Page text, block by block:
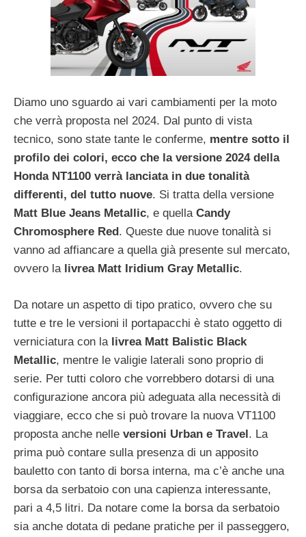
Diamo uno sguardo ai vari cambiamenti per la moto
che verrà proposta nel 2024. Dal punto di vista
tecnico, sono state tante le conferme, mentre sotto il
profilo dei colori, ecco che la versione 2024 della
Honda NT1100 verrà lanciata in due tonalità
differenti, del tutto nuove. Si tratta della versione
Matt Blue Jeans Metallic, e quella Candy
Chromosphere Red. Queste due nuove tonalità si
vanno ad affiancare a quella già presente sul mercato,
ovvero la livrea Matt Iridium Gray Metallic.
Da notare un aspetto di tipo pratico, ovvero che su
tutte e tre le versioni il portapacchi è stato oggetto di
verniciatura con la livrea Matt Balistic Black
Metallic, mentre le valigie laterali sono proprio di
serie. Per tutti coloro che vorrebbero dotarsi di una
configurazione ancora più adeguata alla necessità di
viaggiare, ecco che si può trovare la nuova VT1100
proposta anche nelle versioni Urban e Travel. La
prima può contare sulla presenza di un apposito
bauletto con tanto di borsa interna, ma c’è anche una
borsa da serbatoio con una capienza interessante,
pari a 4,5 litri. Da notare come la borsa da serbatoio
sia anche dotata di pedane pratiche per il passeggero,